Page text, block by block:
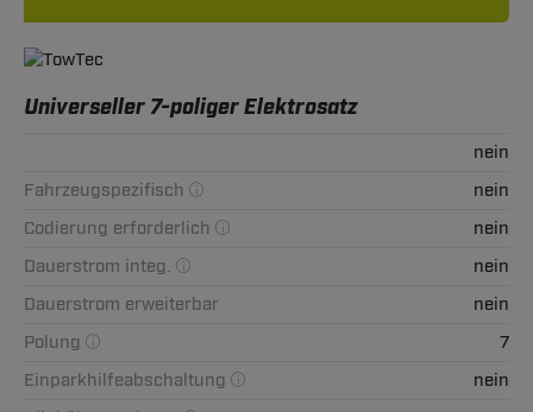
Universeller 7-poliger Elektrosatz
nein
Fahrzeugspezifisch
nein
Codierung erforderlich
nein
Dauerstrom integ.
nein
Dauerstrom erweiterbar
nein
Polung
7
Einparkhilfeabschaltung
nein